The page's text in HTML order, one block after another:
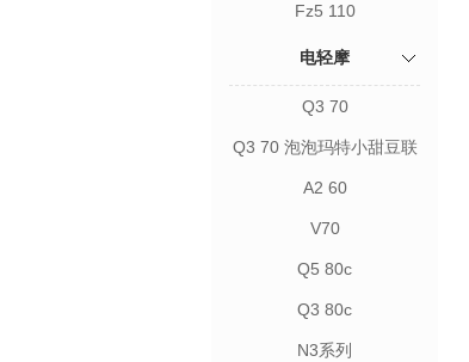
Fz5 110
电轻摩
Q3 70
Q3 70 泡泡玛特小甜豆联
A2 60
V70
Q5 80c
Q3 80c
N3系列